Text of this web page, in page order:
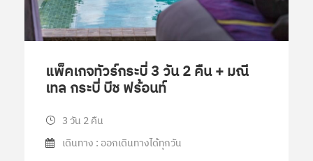
แพ็คเกจทัวร์กระบี่ 3 วัน 2 คืน + มณี
เทล กระบี่ บีช ฟร้อนท์
3 วัน 2 คืน
เดินทาง : ออกเดินทางได้ทุกวัน